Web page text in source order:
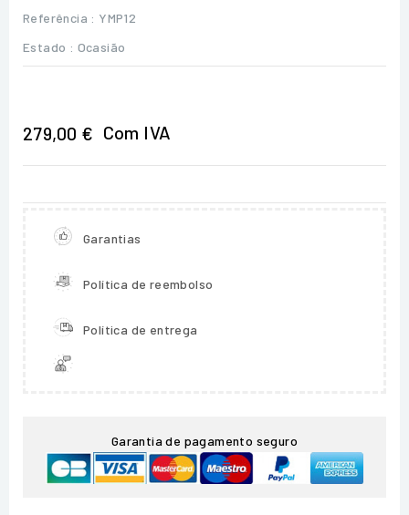
Referência : YMP12
Estado : Ocasião
279,00 € Com IVA
Garantias
Política de reembolso
Política de entrega
Garantia de pagamento seguro